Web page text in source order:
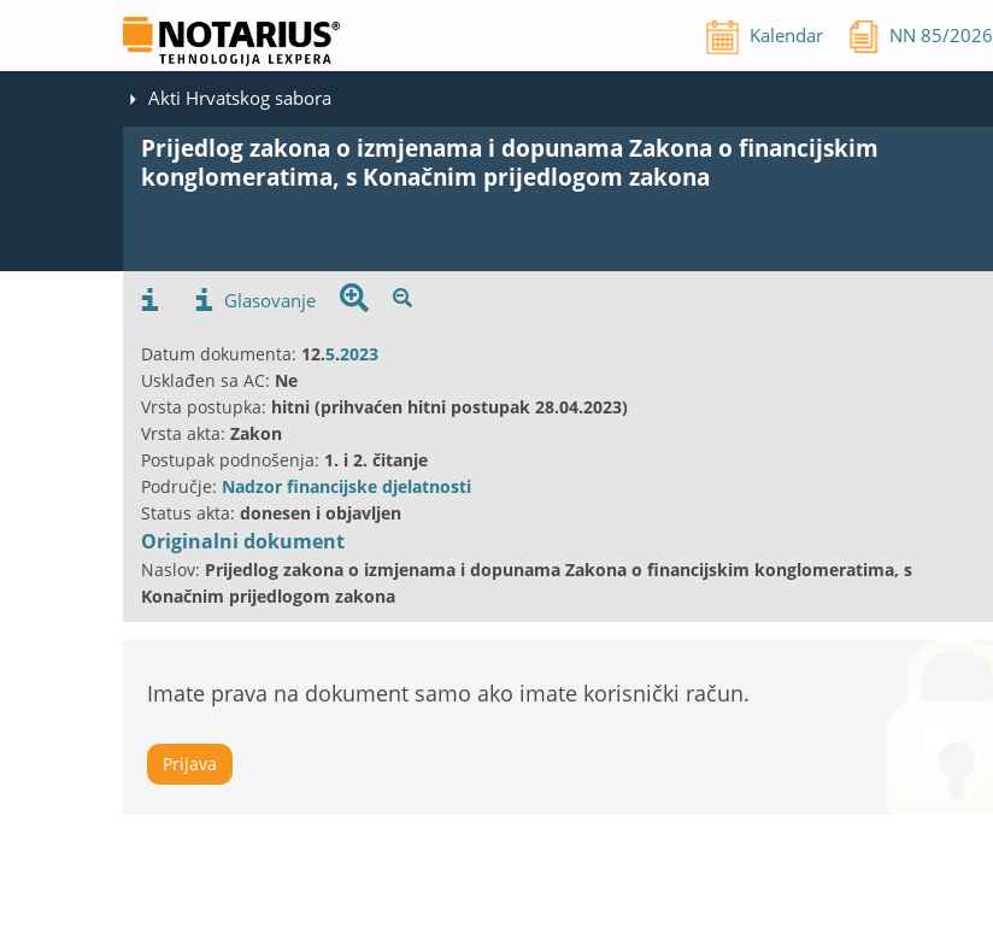
Kalendar NN85/2026
Akti Hrvatskog sabora
Prijedlog zakona o izmjenama i dopunama Zakona o financijskim
konglomeratima, s Konačnim prijedlogom zakona
Glasovanje
Datum dokumenta: 12.5.2023
Usklađen sa AC: Ne
Vrsta postupka: hitni (prihvaćen hitni postupak 28.04.2023)
Vrsta akta: Zakon
Postupak podnošenja: 1. i 2. čitanje
Područje: Nadzor financijske djelatnosti
Status akta: donesen i objavljen
Originalni dokument
Naslov: Prijedlog zakona o izmjenama i dopunama Zakona o financijskim konglomeratima, s
Konačnim prijedlogom zakona
Imate prava na dokument samo ako imate korisnički račun.
Prijava